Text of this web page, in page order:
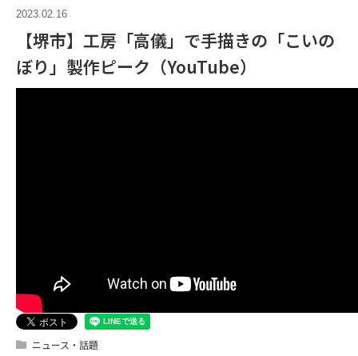
2023.02.16
【堺市】工房「高儀」で手描きの「こいの
ぼり」製作ピーク（YouTube）
ニュース・話題